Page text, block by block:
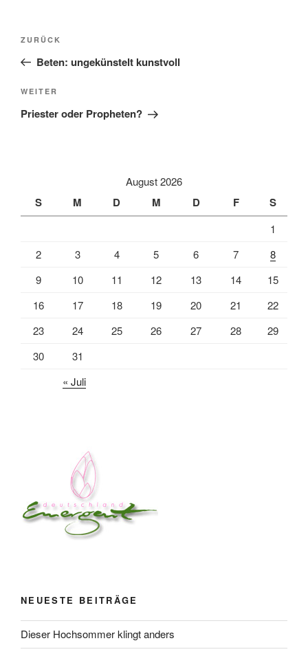
Beitragsnavigation
Vorheriger
Beitrag
ZURÜCK
Beten: ungekünstelt kunstvoll
Nächster
Beitrag
WEITER
Priester oder Propheten?
August 2026
S M D M D F S
1
2
3 4 5 6 7
8
9
10 11 12 13 14
15
16
17 18 19 20 21
22
23
24 25 26 27 28
29
30
31
« Juli
NEUESTE BEITRÄGE
Dieser Hochsommer klingt anders